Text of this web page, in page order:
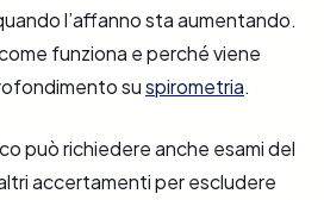
l’affanno sta aumentando.
funziona e perché viene
suspirometria.
può richiedere anche esami del
accertamenti per escludere